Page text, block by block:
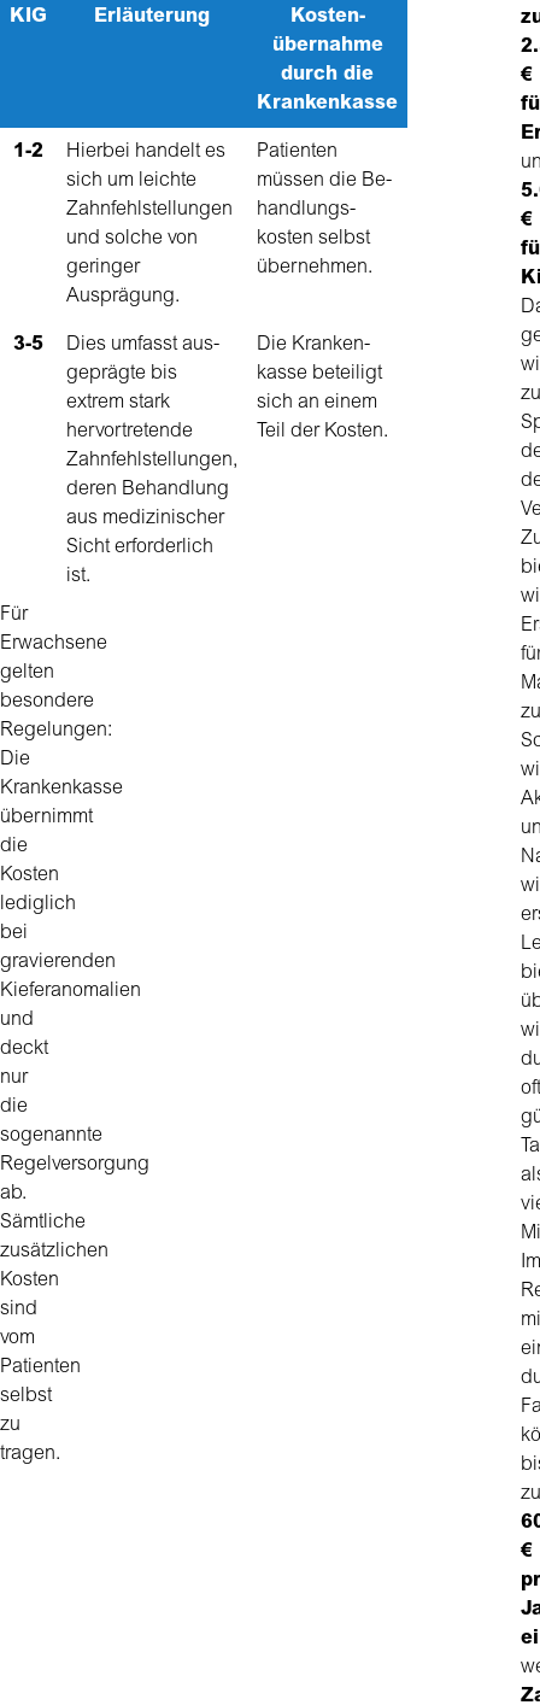
KIG
Erläuterung
Kosten­
übernahme
durch die
Krankenkasse
1-2
Hierbei handelt es
sich um leichte
Zahnfehlstellungen
und solche von
geringer
Ausprägung.
Patienten
müssen die Be­
handlungs­
kosten selbst
übernehmen.
3-5
Dies umfasst aus­
geprägte bis
extrem stark
hervortretende
Zahnfehlstellungen,
deren Behandlung
aus medizinischer
Sicht erforderlich
ist.
Die Kranken­
kasse beteiligt
sich an einem
Teil der Kosten.
Für
Erwachsene
gelten
besondere
Regelungen:
Die
Krankenkasse
übernimmt
die
Kosten
lediglich
bei
gravierenden
Kieferanomalien
und
deckt
nur
die
sogenannte
Regelversorgung
ab.
Sämtliche
zusätzlichen
Kosten
sind
vom
Patienten
selbst
zu
tragen.
€
€
oft
Im
zu
€